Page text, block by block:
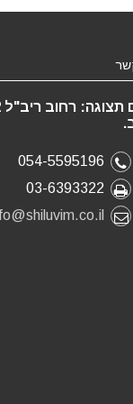
054-5595196
03-6393322